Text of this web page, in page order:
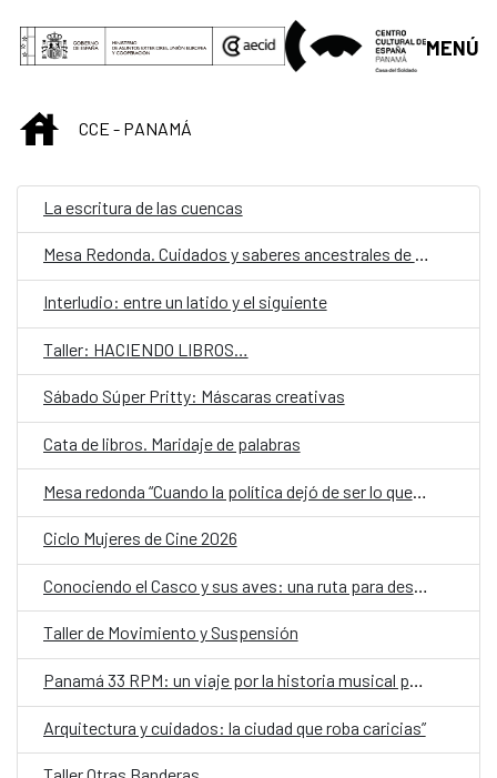
Saltar al contenido principal
MENÚ
INICIOCCE - PANAMÁ
La escritura de las cuencas
Mesa Redonda. Cuidados y saberes ancestrales de las mujeres en las comarcas indígenas en Panamá.
Interludio: entre un latido y el siguiente
Taller: HACIENDO LIBROS…
Sábado Súper Pritty: Máscaras creativas
Cata de libros. Maridaje de palabras
Mesa redonda “Cuando la política dejó de ser lo que era”
Ciclo Mujeres de Cine 2026
Taller de Movimiento y Suspensión
Panamá 33 RPM: un viaje por la historia musical panameña, ahora en Portobelo
Arquitectura y cuidados: la ciudad que roba caricias”